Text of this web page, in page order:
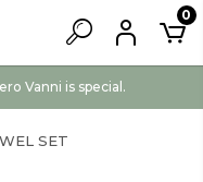
Vanni is special.
0
SET